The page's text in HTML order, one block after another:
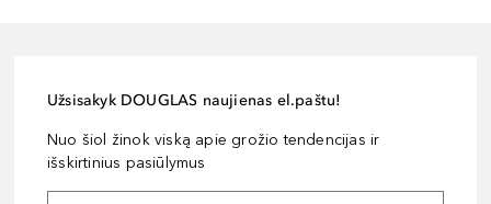
Užsisakyk DOUGLAS naujienas el.paštu!
Nuo šiol žinok viską apie grožio tendencijas ir
išskirtinius pasiūlymus